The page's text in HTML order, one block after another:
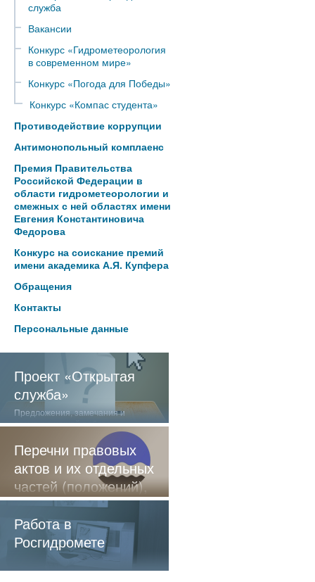
служба
Вакансии
Конкурс «Гидрометеорология
в современном мире»
Конкурс «Погода для Победы»
Конкурс «Компас студента»
Противодействие коррупции
Антимонопольный комплаенс
Премия Правительства
Российской Федерации в
области гидрометеорологии и
смежных с ней областях имени
Евгения Константиновича
Федорова
Конкурс на соискание премий
имени академика А.Я. Купфера
Обращения
Контакты
Персональные данные
Проект «Открытая
служба»
Предложения, замечания и
отзывы о нашей работе
Перечни правовых
актов и их отдельных
частей (положений),
содержащие
обязательные
требования
Работа в
Росгидромете